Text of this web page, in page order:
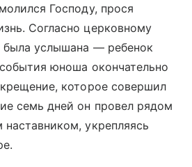
Господу, прося
Согласно церковному
была услышана — ребенок
юноша окончательно
которое совершил
семь дней он провел рядом
укрепляясь